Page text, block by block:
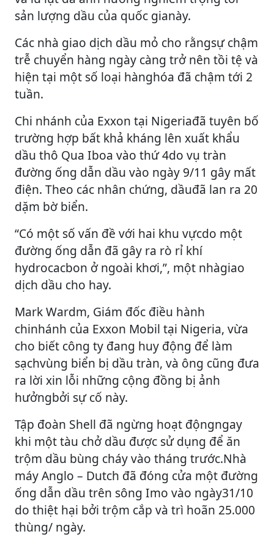
sản lượng dầu của quốc gianày.
Các nhà giao dịch dầu mỏ cho rằngsự chậm
trễ chuyển hàng ngày càng trở nên tồi tệ và
hiện tại một số loại hànghóa đã chậm tới 2
tuần.
Chi nhánh của Exxon tại Nigeriađã tuyên bố
trường hợp bất khả kháng lên xuất khẩu
dầu thô Qua Iboa vào thứ 4do vụ tràn
đường ống dẫn dầu vào ngày 9/11 gây mất
điện. Theo các nhân chứng, dầuđã lan ra 20
dặm bờ biển.
“Có một số vấn đề với hai khu vựcdo một
đường ống dẫn đã gây ra rò rỉ khí
hydrocacbon ở ngoài khơi,”, một nhàgiao
dịch dầu cho hay.
Mark Wardm, Giám đốc điều hành
chinhánh của Exxon Mobil tại Nigeria, vừa
cho biết công ty đang huy động để làm
sạchvùng biển bị dầu tràn, và ông cũng đưa
ra lời xin lỗi những cộng đồng bị ảnh
hưởngbởi sự cố này.
Tập đoàn Shell đã ngừng hoạt độngngay
khi một tàu chở dầu được sử dụng để ăn
trộm dầu bùng cháy vào tháng trước.Nhà
máy Anglo – Dutch đã đóng cửa một đường
ống dẫn dầu trên sông Imo vào ngày31/10
do thiệt hại bởi trộm cắp và trì hoãn 25.000
thùng/ ngày.